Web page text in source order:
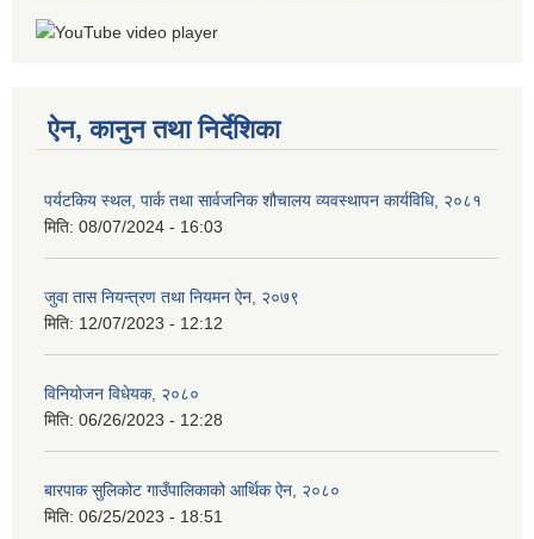
ऐन, कानुन तथा निर्देशिका
पर्यटकिय स्थल, पार्क तथा सार्वजनिक शौचालय व्यवस्थापन कार्यविधि, २०८१
मिति: 08/07/2024 - 16:03
जुवा तास नियन्त्रण तथा नियमन ऐन, २०७९
मिति: 12/07/2023 - 12:12
विनियोजन विधेयक, २०८०
मिति: 06/26/2023 - 12:28
बारपाक सुलिकोट गाउँपालिकाको आर्थिक ऐन, २०८०
मिति: 06/25/2023 - 18:51